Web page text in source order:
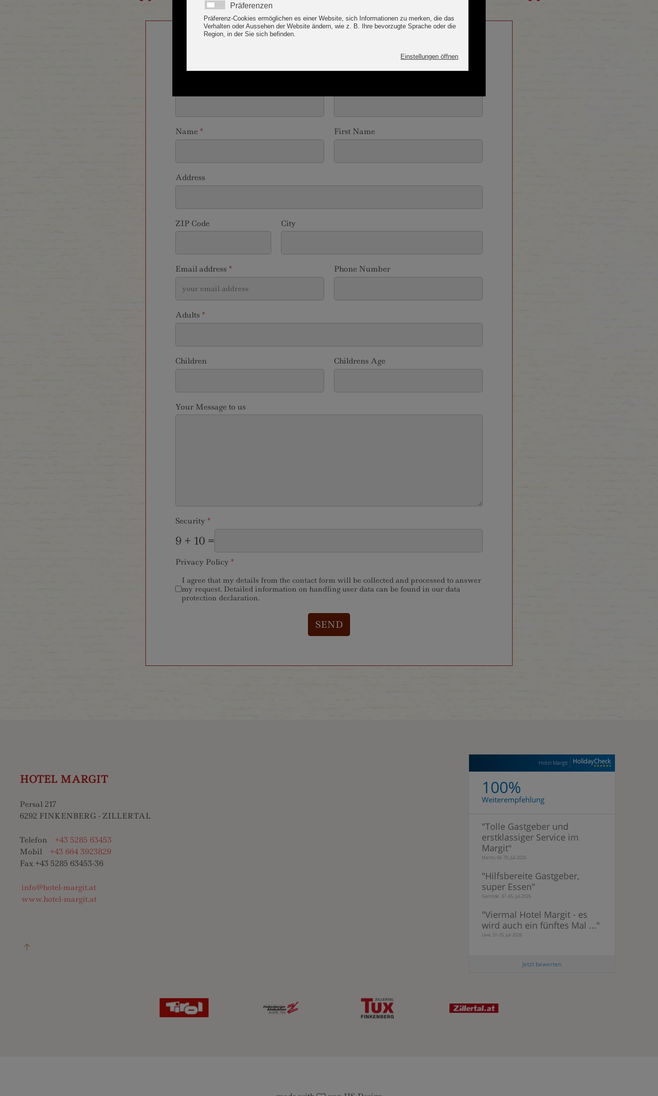
Name * First Name
Address
ZIP Code City
Email address * Phone Number
Adults *
Children Childrens Age
Your Message to us
Security *
9 + 10 =
Privacy Policy *
I agree that my details from the contact form will be collected and processed to answer
my request. Detailed information on handling user data can be found in our data
protection declaration.
SEND
HOTEL MARGIT
Persal 217
6292 FINKENBERG - ZILLERTAL
Telefon +43 5285 63453
Mobil +43 664 3923829
Fax +43 5285 63453-36
info@hotel-margit.at
www.hotel-margit.at
Hotel Margit
100%
Weiterempfehlung
"Tolle Gastgeber und
erstklassiger Service im
Margit"
Martin, 66-70, Juli 2026
"Hilfsbereite Gastgeber,
super Essen"
Gerlinde , 61-65, Juli 2026
"Viermal Hotel Margit - es
wird auch ein fünftes Mal ..."
Uwe, 31-35, Juli 2026
Jetzt bewerten